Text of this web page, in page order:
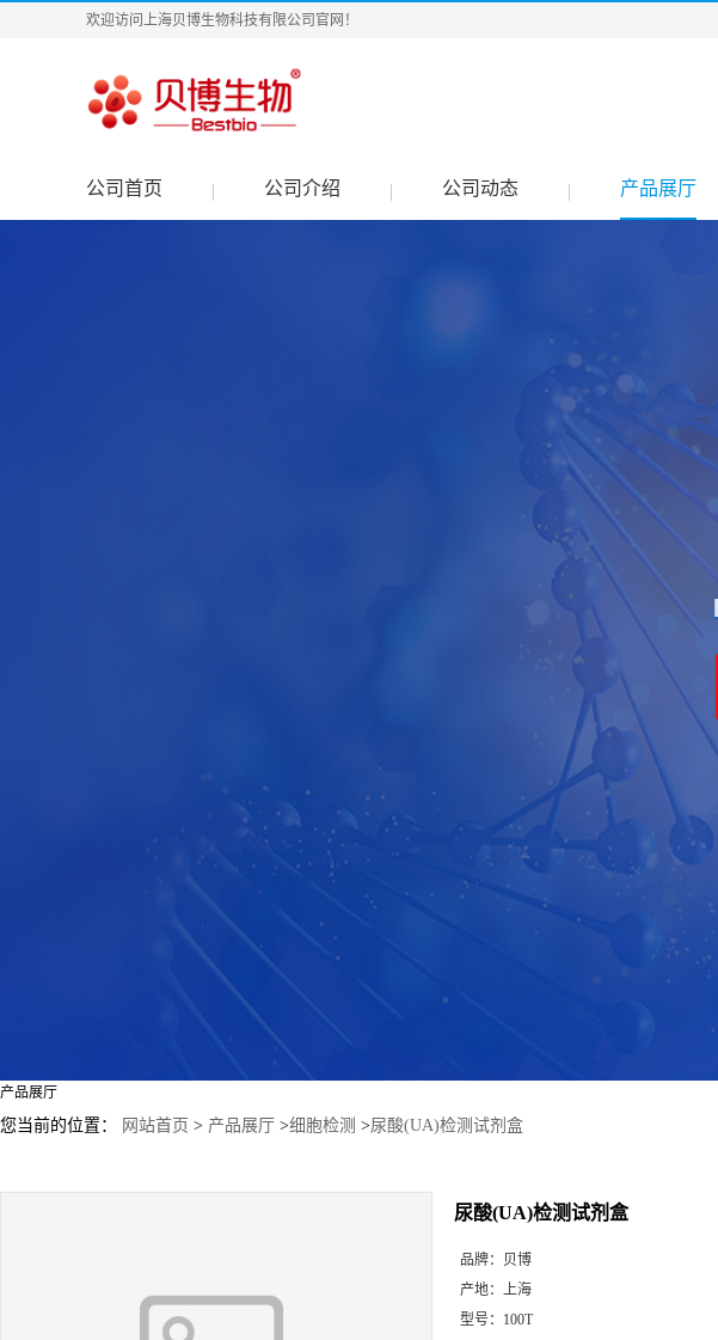
欢迎访问上海贝博生物科技有限公司官网！
公司首页 公司介绍 公司动态 产品展厅
产品展厅
您当前的位置： 网站首页 > 产品展厅 >细胞检测 >尿酸(UA)检测试剂盒
尿酸(UA)检测试剂盒
品牌： 贝博
产地： 上海
型号： 100T